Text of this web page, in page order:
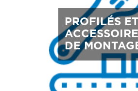
PROFILÉS ET
DE